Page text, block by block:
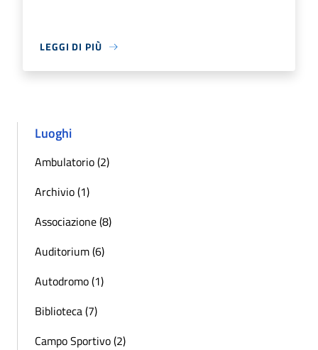
LEGGI DI PIÙ
Luoghi
Ambulatorio (2)
Archivio (1)
Associazione (8)
Auditorium (6)
Autodromo (1)
Biblioteca (7)
Campo Sportivo (2)